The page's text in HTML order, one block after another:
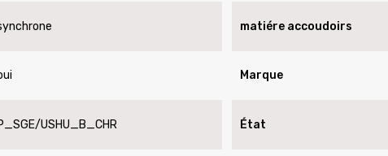
matiére accoudoirs
Marque
USHU_B_CHR État